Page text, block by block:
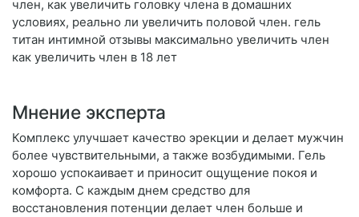
член, как увеличить головку члена в домашних
условиях, реально ли увеличить половой член. гель
титан интимной отзывы максимально увеличить член
как увеличить член в 18 лет
Мнение эксперта
Комплекс улучшает качество эрекции и делает мужчин
более чувствительными, а также возбудимыми. Гель
хорошо успокаивает и приносит ощущение покоя и
комфорта. С каждым днем средство для
восстановления потенции делает член больше и